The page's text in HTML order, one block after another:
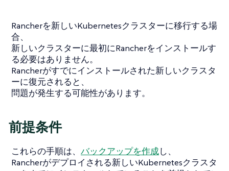
Rancherを新しいKubernetesクラスターに移行する場
合、
新しいクラスターに最初にRancherをインストールす
る必要はありません。
Rancherがすでにインストールされた新しいクラスタ
ーに復元されると、
問題が発生する可能性があります。
前提条件
これらの手順は、 バックアップを作成し、
Rancherがデプロイされる新しいKubernetesクラスタ